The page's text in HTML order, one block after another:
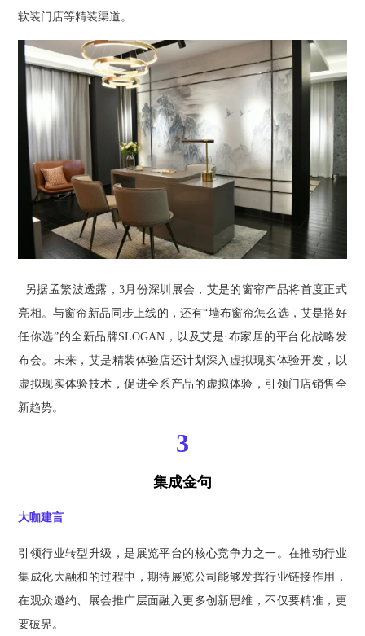
软装门店等精装渠道。
另据孟繁波透露，3月份深圳展会，艾是的窗帘产品将首度正式
亮相。与窗帘新品同步上线的，还有“墙布窗帘怎么选，艾是搭好
任你选”的全新品牌SLOGAN，以及艾是·布家居的平台化战略发
布会。未来，艾是精装体验店还计划深入虚拟现实体验开发，以
虚拟现实体验技术，促进全系产品的虚拟体验，引领门店销售全
新趋势。
3
集成金句
大咖建言
引领行业转型升级，是展览平台的核心竞争力之一。在推动行业
集成化大融和的过程中，期待展览公司能够发挥行业链接作用，
在观众邀约、展会推广层面融入更多创新思维，不仅要精准，更
要破界。